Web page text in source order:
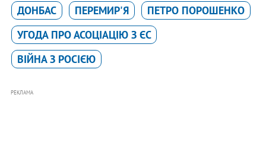
ДОНБАС
ПЕРЕМИР'Я
ПЕТРО ПОРОШЕНКО
УГОДА ПРО АСОЦІАЦІЮ З ЄС
ВІЙНА З РОСІЄЮ
РЕКЛАМА